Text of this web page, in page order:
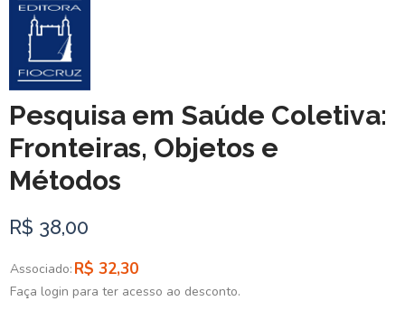
Pesquisa em Saúde Coletiva:
Fronteiras, Objetos e
Métodos
R$ 38,00
Associado: R$ 32,30
Faça login para ter acesso ao desconto.